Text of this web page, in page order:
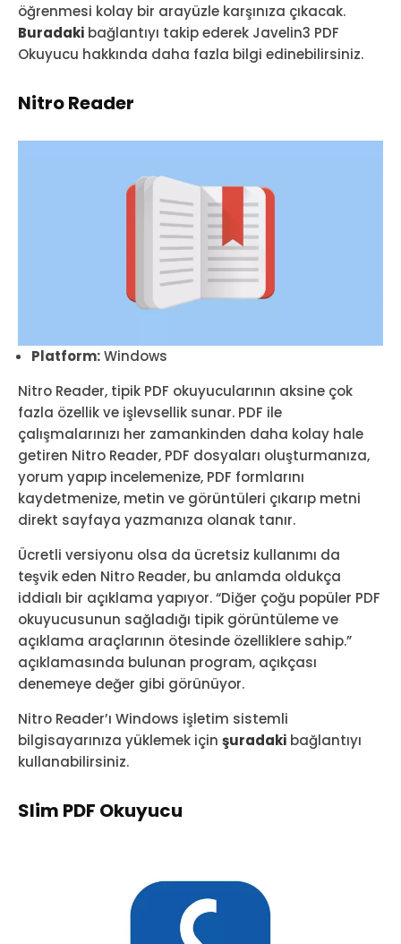
öğrenmesi kolay bir arayüzle karşınıza çıkacak.
Buradaki bağlantıyı takip ederek Javelin3 PDF
Okuyucu hakkında daha fazla bilgi edinebilirsiniz.
Nitro Reader
Platform:Windows
Nitro Reader, tipik PDF okuyucularının aksine çok
fazla özellik ve işlevsellik sunar. PDF ile
çalışmalarınızı her zamankinden daha kolay hale
getiren Nitro Reader, PDF dosyaları oluşturmanıza,
yorum yapıp incelemenize, PDF formlarını
kaydetmenize, metin ve görüntüleri çıkarıp metni
direkt sayfaya yazmanıza olanak tanır.
Ücretli versiyonu olsa da ücretsiz kullanımı da
teşvik eden Nitro Reader, bu anlamda oldukça
iddialı bir açıklama yapıyor. “Diğer çoğu popüler PDF
okuyucusunun sağladığı tipik görüntüleme ve
açıklama araçlarının ötesinde özelliklere sahip.”
açıklamasında bulunan program, açıkçası
denemeye değer gibi görünüyor.
Nitro Reader’ı Windows işletim sistemli
bilgisayarınıza yüklemek için şuradaki bağlantıyı
kullanabilirsiniz.
Slim PDF Okuyucu